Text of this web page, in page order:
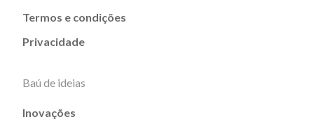
Termos e condições
Privacidade
Baú de ideias
Inovações